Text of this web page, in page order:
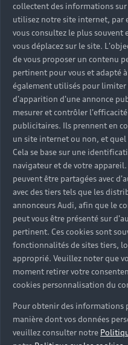
collectent des informations
utilisez notre site internet, par
vous consultez le plus souvent
vous déplacez sur le site.
de vous proposer un contenu
pertinent pour vous et adapté
également utilisés pour limiter
d'apparition d'une annonce
mesurer et contrôler l'efficacité
publicitaires. Ils prennent en
un site internet ou non, et
Cela se base sur une
navigateur et de votre
peuvent être partagées avec
avec des tiers tels que les
annonceurs Audi, afin que le
peut vous être présenté sur
pertinent. Ces cookies sont
fonctionnalités de sites tiers,
approprié. Veuillez noter que
moment retirer votre
cookies personnalisation du
Pour obtenir des informations
manière dont vos données
veuillez consulter notre